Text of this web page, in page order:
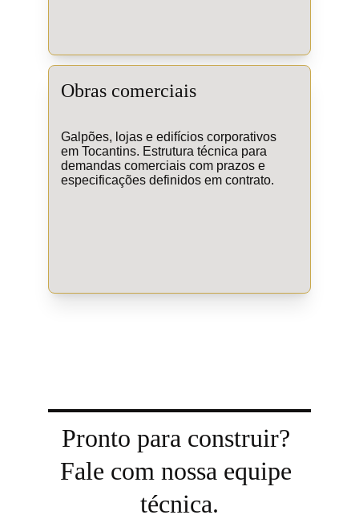
Obras comerciais
Galpões, lojas e edifícios corporativos
em Tocantins. Estrutura técnica para
demandas comerciais com prazos e
especificações definidos em contrato.
Pronto para construir?
Fale com nossa equipe
técnica.